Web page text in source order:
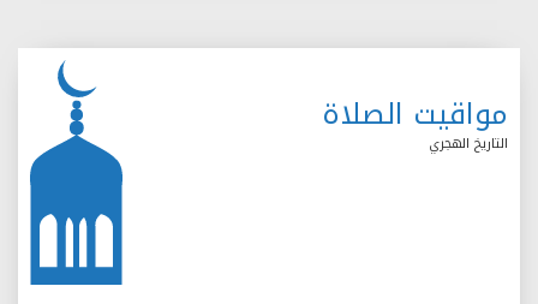
مواقيت الصلاة
التاريخ الهجري